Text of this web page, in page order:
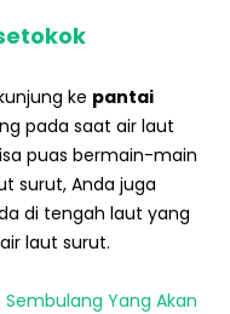
ke pantai
pada saat air laut
puas bermain-main
surut, Anda juga
di tengah laut yang
laut surut.
Sembulang Yang Akan